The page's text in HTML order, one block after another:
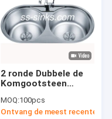
2 ronde Dubbele de
Komgootsteen
Bassin Glanzende
Roestvrije staal
MOQ:100pcs
Ontvang de meest recente